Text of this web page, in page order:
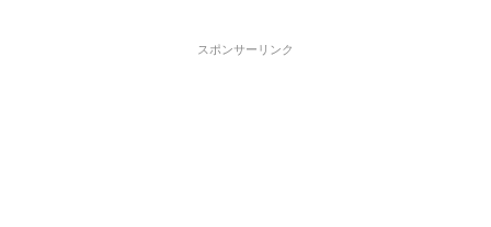
スポンサーリンク